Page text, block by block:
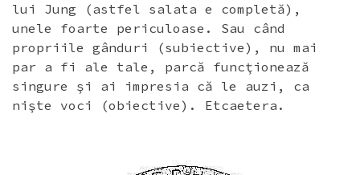
lui Jung (astfel salata e completă),
unele foarte periculoase. Sau când
propriile gânduri (subiective), nu mai
par a fi ale tale, parcă funcţionează
singure şi ai impresia că le auzi, ca
nişte voci (obiective). Etcaetera.